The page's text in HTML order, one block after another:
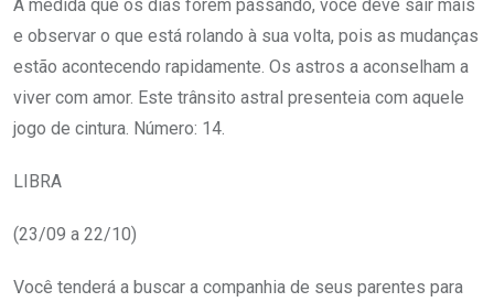
À medida que os dias forem passando, você deve sair mais
e observar o que está rolando à sua volta, pois as mudanças
estão acontecendo rapidamente. Os astros a aconselham a
viver com amor. Este trânsito astral presenteia com aquele
jogo de cintura. Número: 14.
LIBRA
(23/09 a 22/10)
Você tenderá a buscar a companhia de seus parentes para